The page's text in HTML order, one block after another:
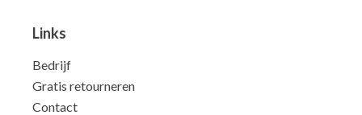
Links
Bedrijf
Gratis retourneren
Contact